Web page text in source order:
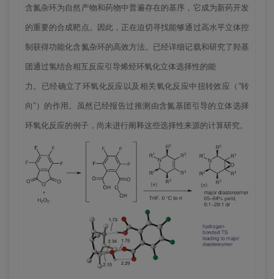
含氮杂环为自然产物和药物中普遍存在的基序，它成为新药开发
的重要的合成靶点。因此，正在迫切寻找能够通过高水平立体控
制获得功能化含氮杂环的高效方法。已经详细记载和研究了羟基
团通过氢结合相互反应引导烯烃环氧化立体选择性的能
力。已经确立了环氧化反应以及相关氧化反应中扭转效应（“转
向”）的作用。虽然已经报告过推测由含氮基团引导的立体选择
环氧化反应的例子，尚未进行阐释这些选择性来源的计算研究。